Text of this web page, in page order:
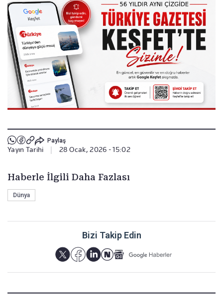
Paylaş
Yayın Tarihi | 28 Ocak, 2026 - 15:02
Haberle İlgili Daha Fazlası
Dünya
Bizi Takip Edin